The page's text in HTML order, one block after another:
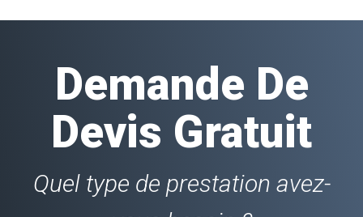
Demande De
Devis Gratuit
Quel type de prestation avez-